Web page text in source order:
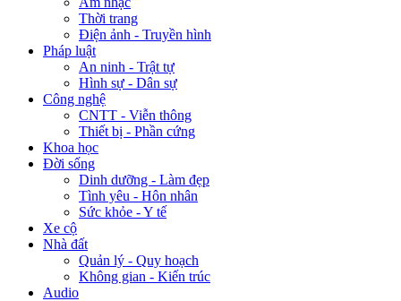
Thời trang
Điện ảnh - Truyền hình
Pháp luật
An ninh - Trật tự
Hình sự - Dân sự
Công nghệ
CNTT - Viễn thông
Thiết bị - Phần cứng
Khoa học
Đời sống
Dinh dưỡng - Làm đẹp
Tình yêu - Hôn nhân
Sức khỏe - Y tế
Xe cộ
Nhà đất
Quản lý - Quy hoạch
Không gian - Kiến trúc
Audio